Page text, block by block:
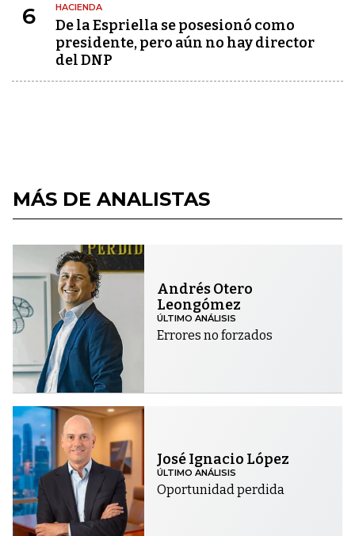
6 HACIENDA
De la Espriella se posesionó como
presidente, pero aún no hay director
del DNP
MÁS DE ANALISTAS
Andrés Otero
Leongómez
ÚLTIMO ANÁLISIS
Errores no forzados
José Ignacio López
ÚLTIMO ANÁLISIS
Oportunidad perdida